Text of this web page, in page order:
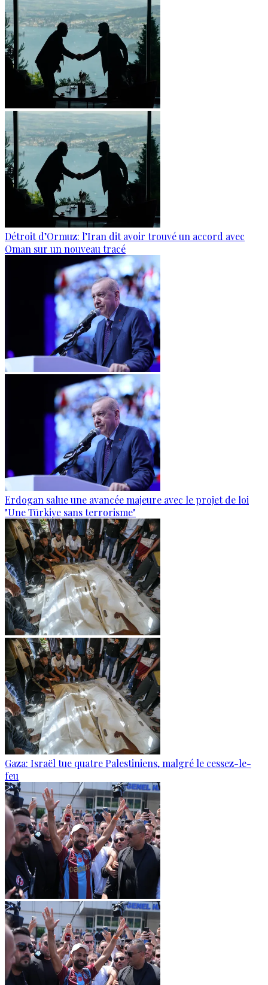
Détroit d’Ormuz: l’Iran dit avoir trouvé un accord avec
Oman sur un nouveau tracé
Erdogan salue une avancée majeure avec le projet de loi
"Une Türkiye sans terrorisme"
Gaza: Israël tue quatre Palestiniens, malgré le cessez-le-
feu